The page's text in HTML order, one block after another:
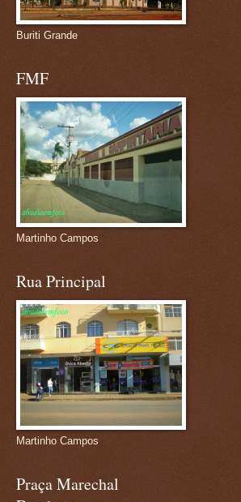
Buriti Grande
FMF
Martinho Campos
Rua Principal
Martinho Campos
Praça Marechal